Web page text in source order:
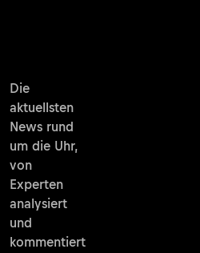
Die
aktuellsten
News rund
um die Uhr,
von
Experten
analysiert
und
kommentiert